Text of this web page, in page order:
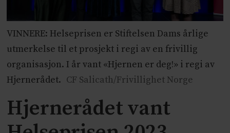
VINNERE: Helseprisen er Stiftelsen Dams årlige
utmerkelse til et prosjekt i regi av en frivillig
organisasjon. I år vant «Hjernen er deg!» i regi av
Hjernerådet. CF Salicath/Frivillighet Norge
Hjernerådet vant